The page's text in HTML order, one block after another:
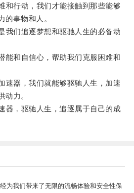
行动，我们才能接触到那些能够
的事物和人。
们追逐梦想和驱驰人生的必备动
和自信心，帮助我们克服困难和
器，我们就能够驱驰人生，加速
动力。
，驱驰人生，追逐属于自己的成
为我们带来了无限的流畅体验和安全性保